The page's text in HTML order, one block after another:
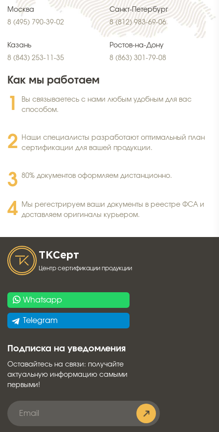
Москва
8 (495) 790-39-02
Санкт-Петербург
8 (812) 983-69-06
Казань
8 (843) 253-11-35
Ростов-на-Дону
8 (863) 301-79-08
Как мы работаем
Вы связываетесь с нами любым удобным для вас
способом.
Наши специалисты разработают оптимальный план
сертификации для вашей продукции.
80% документов оформляем дистанционно.
Мы регестрируем ваши документы в реестре ФСА и
доставляем оригиналы курьером.
ТКСерт
Центр сертификации продукции
Whatsapp
Telegram
Подписка на уведомления
Оставайтесь на связи: получайте
актуальную информацию самыми
первыми!